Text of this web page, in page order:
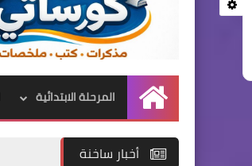
الرئيسية
المرحلة الابتدائية
أخبار ساخنة